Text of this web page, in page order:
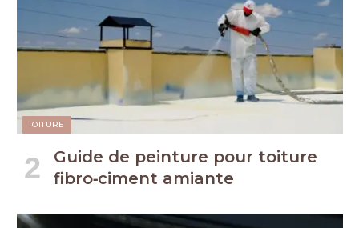
TOITURE
Guide de peinture pour toiture
fibro‑ciment amiante